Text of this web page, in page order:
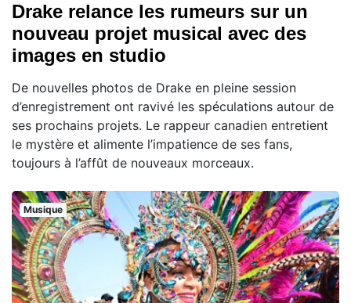
Drake relance les rumeurs sur un
nouveau projet musical avec des
images en studio
De nouvelles photos de Drake en pleine session
d’enregistrement ont ravivé les spéculations autour de
ses prochains projets. Le rappeur canadien entretient
le mystère et alimente l’impatience de ses fans,
toujours à l’affût de nouveaux morceaux.
Musique